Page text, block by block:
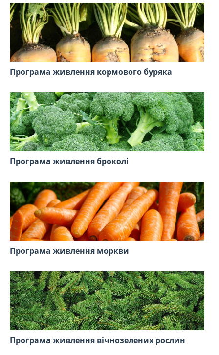
Програма живлення кормового буряка
Програма живлення броколі
Програма живлення моркви
Програма живлення вічнозелених рослин